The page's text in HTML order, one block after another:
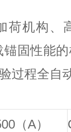
荷机构、
固性能
过程全自
（A）